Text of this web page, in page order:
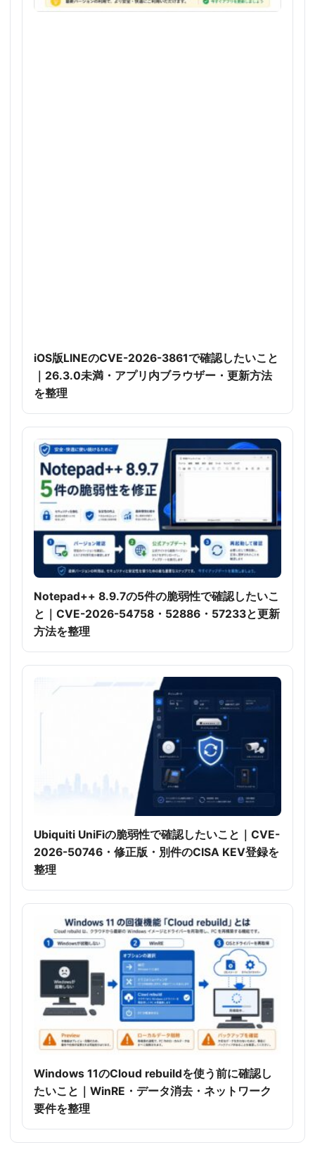
iOS版LINEのCVE-2026-3861で確認したいこと
｜26.3.0未満・アプリ内ブラウザー・更新方法
を整理
Notepad++ 8.9.7の5件の脆弱性で確認したいこ
と｜CVE-2026-54758・52886・57233と更新
方法を整理
Ubiquiti UniFiの脆弱性で確認したいこと｜CVE-
2026-50746・修正版・別件のCISA KEV登録を
整理
Windows 11のCloud rebuildを使う前に確認し
たいこと｜WinRE・データ消去・ネットワーク
要件を整理